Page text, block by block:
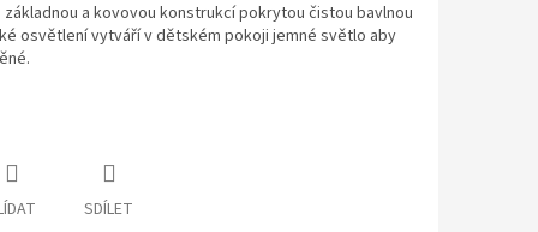
a kovovou konstrukcí pokrytou čistou bavlnou
osvětlení vytváří v dětském pokoji jemné světlo aby
SDÍLET